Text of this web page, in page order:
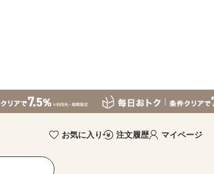
お気に入り 注文履歴 マイページ